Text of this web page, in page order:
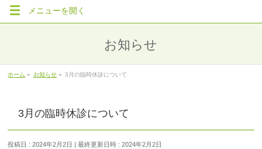
メニューを開く
お知らせ
ホーム » お知らせ » 3月の臨時休診について
3月の臨時休診について
投稿日 : 2024年2月2日 最終更新日時 : 2024年2月2日